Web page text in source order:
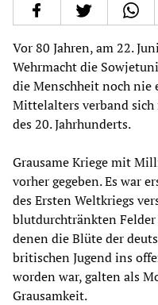
Vor 80 Jahren, am 22.
Wehrmacht die
die Menschheit noch nie
Mittelalters verband
des 20. Jahrhunderts.
Grausame Kriege mit
vorher gegeben. Es war
des Ersten Weltkriegs
blutdurchtränkten
denen die Blüte der
britischen Jugend ins
worden war, galten als
Grausamkeit.